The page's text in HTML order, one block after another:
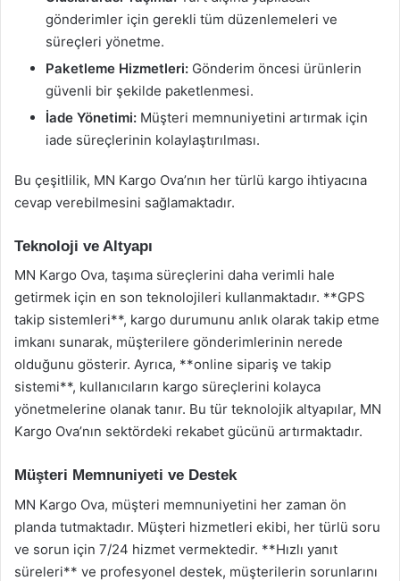
gönderimler için gerekli tüm düzenlemeleri ve
süreçleri yönetme.
Paketleme Hizmetleri: Gönderim öncesi ürünlerin
güvenli bir şekilde paketlenmesi.
İade Yönetimi: Müşteri memnuniyetini artırmak için
iade süreçlerinin kolaylaştırılması.
Bu çeşitlilik, MN Kargo Ova’nın her türlü kargo ihtiyacına
cevap verebilmesini sağlamaktadır.
Teknoloji ve Altyapı
MN Kargo Ova, taşıma süreçlerini daha verimli hale
getirmek için en son teknolojileri kullanmaktadır. **GPS
takip sistemleri**, kargo durumunu anlık olarak takip etme
imkanı sunarak, müşterilere gönderimlerinin nerede
olduğunu gösterir. Ayrıca, **online sipariş ve takip
sistemi**, kullanıcıların kargo süreçlerini kolayca
yönetmelerine olanak tanır. Bu tür teknolojik altyapılar, MN
Kargo Ova’nın sektördeki rekabet gücünü artırmaktadır.
Müşteri Memnuniyeti ve Destek
MN Kargo Ova, müşteri memnuniyetini her zaman ön
planda tutmaktadır. Müşteri hizmetleri ekibi, her türlü soru
ve sorun için 7/24 hizmet vermektedir. **Hızlı yanıt
süreleri** ve profesyonel destek, müşterilerin sorunlarını